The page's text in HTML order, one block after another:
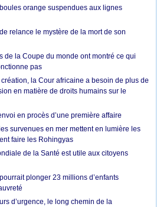
orange suspendues aux lignes
relance le mystère de la mort de son
de la Coupe du monde ont montré ce qui
pas
la Cour africaine a besoin de plus de
en matière de droits humains sur le
en procès d’une première affaire
survenues en mer mettent en lumière les
faire les Rohingyas
de la Santé est utile aux citoyens
plonger 23 millions d’enfants
d’urgence, le long chemin de la